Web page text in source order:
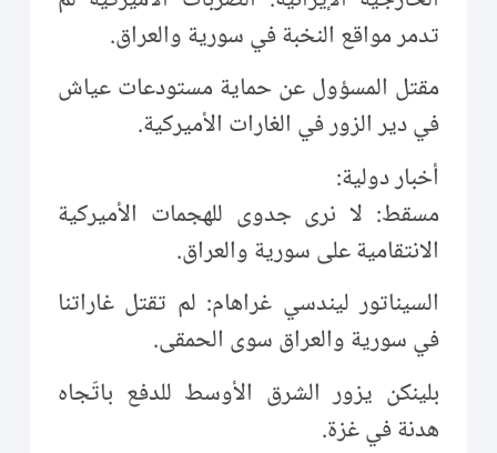
تدمر مواقع النخبة في سورية والعراق.
مقتل المسؤول عن حماية مستودعات عياش
في دير الزور في الغارات الأميركية.
أخبار دولية:
مسقط: لا نرى جدوى للهجمات الأميركية
الانتقامية على سورية والعراق.
السيناتور ليندسي غراهام: لم تقتل غاراتنا
في سورية والعراق سوى الحمقى.
بلينكن يزور الشرق الأوسط للدفع باتّجاه
هدنة في غزة.